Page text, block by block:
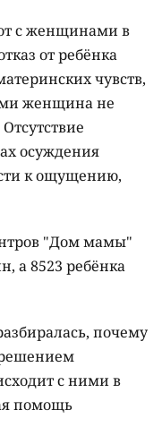
с женщинами в
от ребёнка
чувств,
женщина не
осуждения
к ощущению,
"Дом мамы"
а 8523 ребёнка
почему
с ними в
помощь